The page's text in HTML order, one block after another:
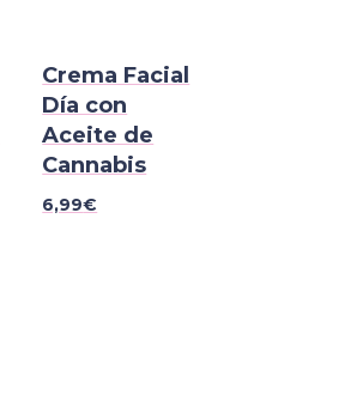
Crema Facial
Día con
Aceite de
Cannabis
6,99€